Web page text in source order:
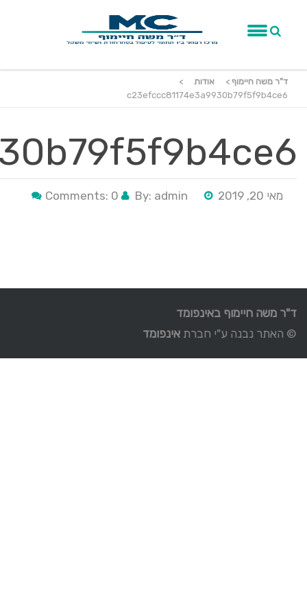
ד"ר משה חיימוף > אודות
>
c23efccc81174e3a9930b79f5f9b4ce6
מאי 20, 2019 By: admin
Comments: 0
ד"ר משה חיימוף באינפומד
© האתר נבנה ע"י חברת אינפומד